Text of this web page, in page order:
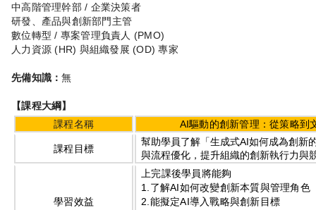
中高階管理幹部/ 企業決策者
研發、產品與創新部門主管
數位轉型 / 專案管理負責人 (PMO)
人力資源 (HR) 與組織發展 (OD)專家
先備知識：無
【課程大綱】
課程名稱
AI驅動的創新管理：從策略到
課程目標
幫助學員了解「生成式AI如何成為創新
與流程優化，提升組織的創新執行力與
學習效益
上完課後學員將能夠
1.了解AI如何改變創新本質與管理角色
2.能擬定AI導入戰略與創新目標